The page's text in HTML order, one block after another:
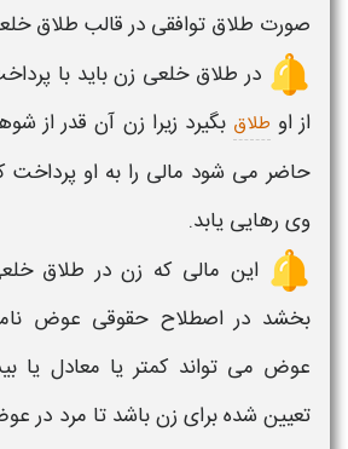
صورت طلاق توافقی در قالب طلاق
در طلاق خلعی زن باید با
از او طلاق بگیرد زیرا زن آن قدر از
حاضر می شود مالی را به او پرداخت
وی رهایی یابد.
این مالی که زن در طلاق
بخشد در اصطلاح حقوقی عوض
عوض می تواند کمتر یا معادل یا
تعیین شده برای زن باشد تا مرد در